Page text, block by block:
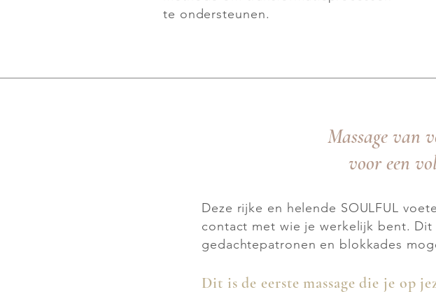
te ondersteunen.
Massage van
voor een
Deze rijke en helende SOULFUL
contact met wie je werkelijk bent.
gedachtepatronen en blokkades
Dit is de eerste massage die je op